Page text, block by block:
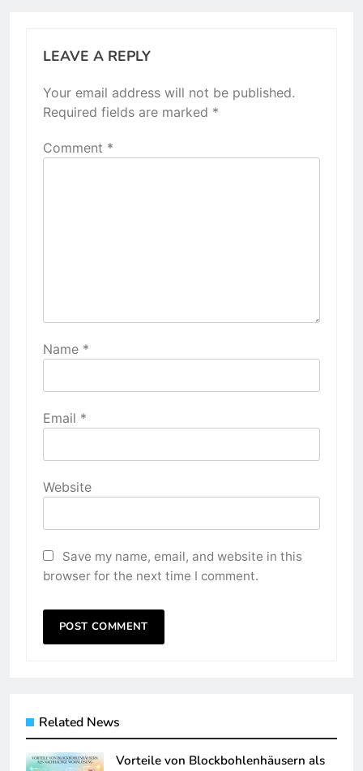
LEAVE A REPLY
Your email address will not be published.
Required fields are marked *
Comment *
Name *
Email *
Website
Save my name, email, and website in this
browser for the next time I comment.
Related News
Vorteile von Blockbohlenhäusern als